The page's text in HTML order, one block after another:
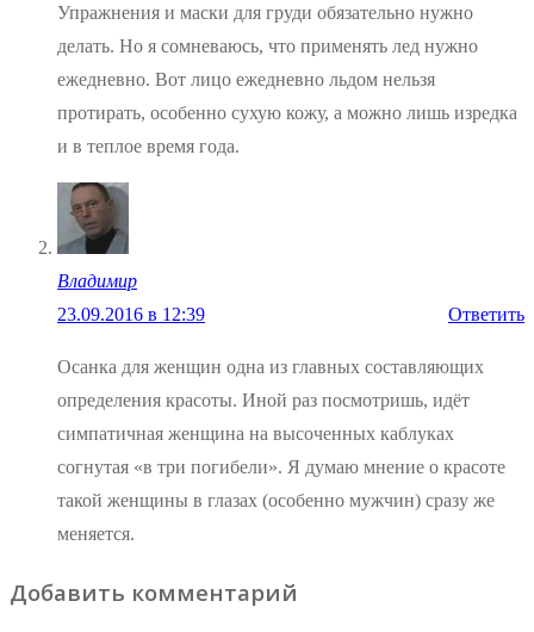
Упражнения и маски для груди обязательно нужно
делать. Но я сомневаюсь, что применять лед нужно
ежедневно. Вот лицо ежедневно льдом нельзя
протирать, особенно сухую кожу, а можно лишь изредка
и в теплое время года.
Владимир
23.09.2016 в 12:39
Ответить
Осанка для женщин одна из главных составляющих
определения красоты. Иной раз посмотришь, идёт
симпатичная женщина на высоченных каблуках
согнутая «в три погибели». Я думаю мнение о красоте
такой женщины в глазах (особенно мужчин) сразу же
меняется.
Добавить комментарий